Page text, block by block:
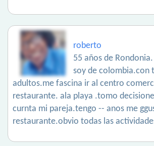
roberto
55 años de Rondonia.
soy de colombia.con
adultos.me fascina ir al centro
restaurante. ala playa .tomo
curnta mi pareja.tengo -- anos me
restaurante.obvio todas las